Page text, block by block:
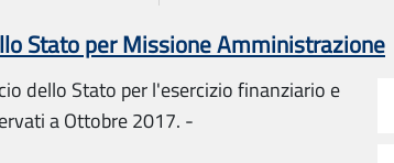
Stato per Missione Amministrazione
dello Stato per l'esercizio finanziario e
a Ottobre 2017. -